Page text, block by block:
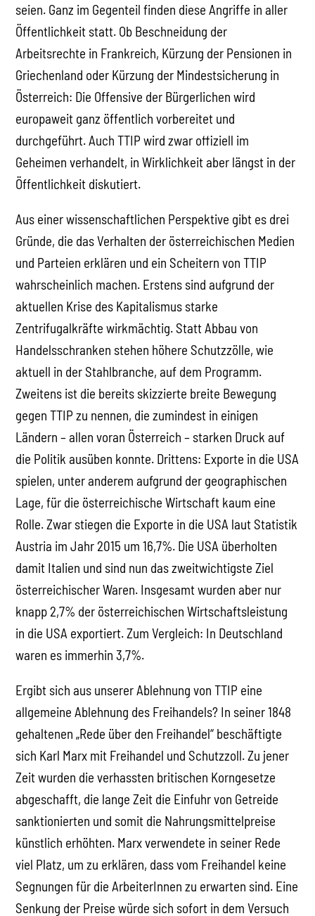
seien. Ganz im Gegenteil finden diese Angriffe in aller
Öffentlichkeit statt. Ob Beschneidung der
Arbeitsrechte in Frankreich, Kürzung der Pensionen in
Griechenland oder Kürzung der Mindestsicherung in
Österreich: Die Offensive der Bürgerlichen wird
europaweit ganz öffentlich vorbereitet und
durchgeführt. Auch TTIP wird zwar offiziell im
Geheimen verhandelt, in Wirklichkeit aber längst in der
Öffentlichkeit diskutiert.
Aus einer wissenschaftlichen Perspektive gibt es drei
Gründe, die das Verhalten der österreichischen Medien
und Parteien erklären und ein Scheitern von TTIP
wahrscheinlich machen. Erstens sind aufgrund der
aktuellen Krise des Kapitalismus starke
Zentrifugalkräfte wirkmächtig. Statt Abbau von
Handelsschranken stehen höhere Schutzzölle, wie
aktuell in der Stahlbranche, auf dem Programm.
Zweitens ist die bereits skizzierte breite Bewegung
gegen TTIP zu nennen, die zumindest in einigen
Ländern – allen voran Österreich – starken Druck auf
die Politik ausüben konnte. Drittens: Exporte in die USA
spielen, unter anderem aufgrund der geographischen
Lage, für die österreichische Wirtschaft kaum eine
Rolle. Zwar stiegen die Exporte in die USA laut Statistik
Austria im Jahr 2015 um 16,7%. Die USA überholten
damit Italien und sind nun das zweitwichtigste Ziel
österreichischer Waren. Insgesamt wurden aber nur
knapp 2,7% der österreichischen Wirtschaftsleistung
in die USA exportiert. Zum Vergleich: In Deutschland
waren es immerhin 3,7%.
Ergibt sich aus unserer Ablehnung von TTIP eine
allgemeine Ablehnung des Freihandels? In seiner 1848
gehaltenen „Rede über den Freihandel“ beschäftigte
sich Karl Marx mit Freihandel und Schutzzoll. Zu jener
Zeit wurden die verhassten britischen Korngesetze
abgeschafft, die lange Zeit die Einfuhr von Getreide
sanktionierten und somit die Nahrungsmittelpreise
künstlich erhöhten. Marx verwendete in seiner Rede
viel Platz, um zu erklären, dass vom Freihandel keine
Segnungen für die ArbeiterInnen zu erwarten sind. Eine
Senkung der Preise würde sich sofort in dem Versuch